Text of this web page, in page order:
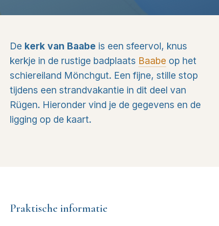
De kerk van Baabe is een sfeervol, knus
kerkje in de rustige badplaats Baabe op het
schiereiland Mönchgut. Een fijne, stille stop
tijdens een strandvakantie in dit deel van
Rügen. Hieronder vind je de gegevens en de
ligging op de kaart.
Praktische informatie